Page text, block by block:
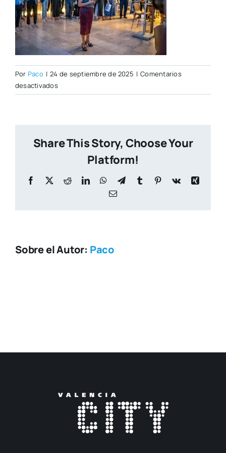
Por Paco | 24 de septiembre de 2025 | Comentarios
desactivadosen
_DSC0771
Share This Story, Choose Your
Platform!
Facebook
X RedditLinkedInWhatsApp
TelegramTumblr Pinterest
Vk
Xing
Correo
Sobre el Autor: Paco